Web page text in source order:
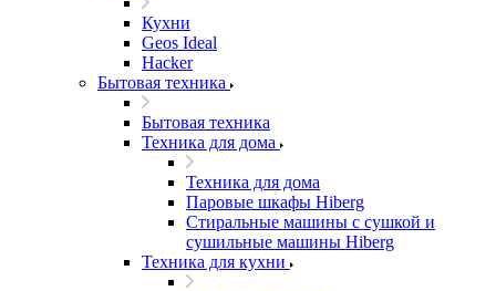
Кухни
Geos Ideal
Hacker
Бытовая техника
Бытовая техника
Техника для дома
Техника для дома
Паровые шкафы Hiberg
Стиральные машины с сушкой и
сушильные машины Hiberg
Техника для кухни